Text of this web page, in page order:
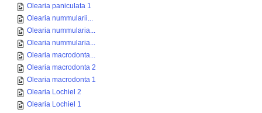
Olearia paniculata 1
Olearia nummularii...
Olearia nummularia...
Olearia nummularia...
Olearia macrodonta...
Olearia macrodonta 2
Olearia macrodonta 1
Olearia Lochiel 2
Olearia Lochiel 1